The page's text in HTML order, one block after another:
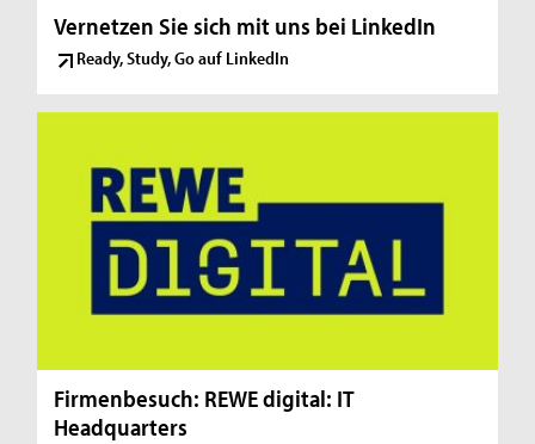
Vernetzen Sie sich mit uns bei LinkedIn
Ready, Study, Go auf LinkedIn
Firmenbesuch: REWE digital: IT
Headquarters